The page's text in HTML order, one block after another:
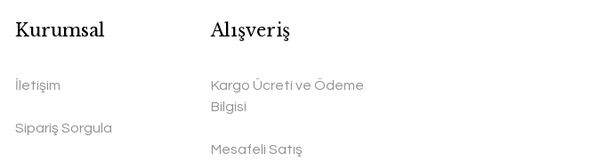
Kurumsal
İletişim
Sipariş Sorgula
Alışveriş
Kargo Ücreti ve Ödeme
Bilgisi
Mesafeli Satış